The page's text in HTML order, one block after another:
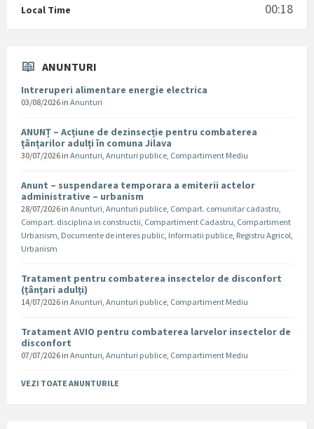
Local Time 00:18
ANUNTURI
Intreruperi alimentare energie electrica
03/08/2026 in Anunturi
ANUNȚ – Acțiune de dezinsecție pentru combaterea
țânțarilor adulți în comuna Jilava
30/07/2026 in Anunturi, Anunturi publice, Compartiment Mediu
Anunt – suspendarea temporara a emiterii actelor
administrative – urbanism
28/07/2026 in Anunturi, Anunturi publice, Compart. comunitar cadastru,
Compart. disciplina in constructii, Compartiment Cadastru, Compartiment
Urbanism, Documente de interes public, Informatii publice, Registru Agricol,
Urbanism
Tratament pentru combaterea insectelor de disconfort
(țânțari adulți)
14/07/2026 in Anunturi, Anunturi publice, Compartiment Mediu
Tratament AVIO pentru combaterea larvelor insectelor de
disconfort
07/07/2026 in Anunturi, Anunturi publice, Compartiment Mediu
VEZI TOATE ANUNTURILE